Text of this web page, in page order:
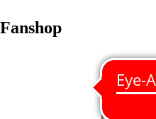
Fanshop